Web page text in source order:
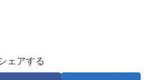
ェアする